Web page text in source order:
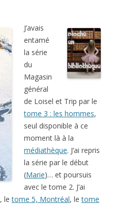
J’avais
entamé
la série
du
Magasin
général
de Loisel et Trip par le
tome 3 : les hommes,
seul disponible à ce
moment là à la
médiathèque. J’ai repris
la série par le début
(Marie)… et poursuis
avec le tome 2. J’ai
, letome 5, Montréal, letome